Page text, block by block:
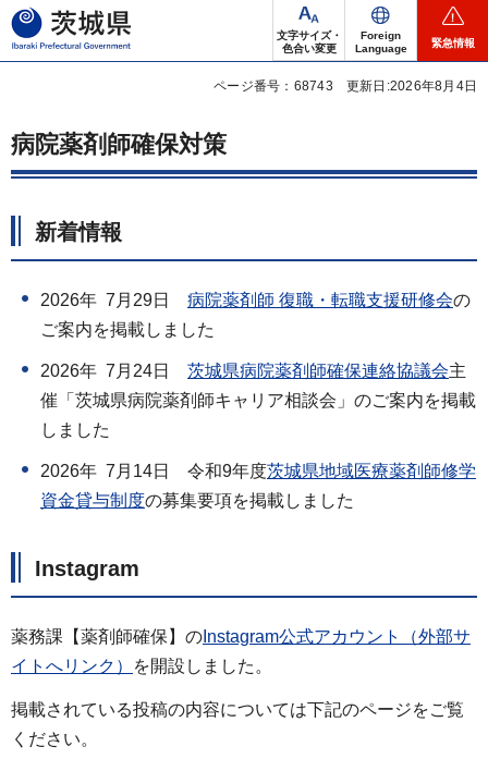
茨城県
文字サイズ・
色合い変更
Foreign
Language
緊急情報
ページ番号：68743 更新日:2026年8月4日
病院薬剤師確保対策
新着情報
2026年 7月29日 病院薬剤師 復職・転職支援研修会の
ご案内を掲載しました
2026年 7月24日 茨城県病院薬剤師確保連絡協議会主
催「茨城県病院薬剤師キャリア相談会」のご案内を掲載
しました
2026年 7月14日 令和9年度茨城県地域医療薬剤師修学
資金貸与制度の募集要項を掲載しました
Instagram
薬務課【薬剤師確保】の Instagram公式アカウント（外部サ
イトへリンク）
を開設しました。
掲載されている投稿の内容については下記のページをご覧
ください。